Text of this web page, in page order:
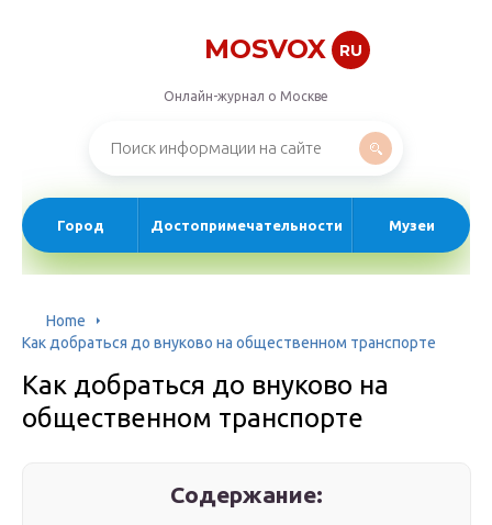
MOSVOX RU
Онлайн-журнал о Москве
Город Достопримечательности Музеи
Home
Как добраться до внуково на общественном транспорте
Как добраться до внуково на
общественном транспорте
Содержание: